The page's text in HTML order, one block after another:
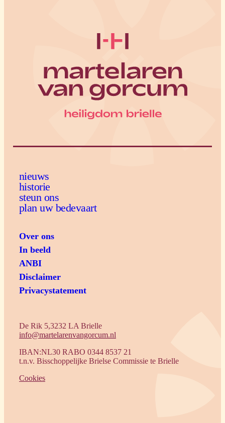
nieuws
historie
steun ons
plan uw bedevaart
Over ons
In beeld
ANBI
Disclaimer
Privacystatement
De Rik 5,3232 LA Brielle
info@martelarenvangorcum.nl
IBAN:NL30 RABO 0344 8537 21
t.n.v. Bisschoppelijke Brielse Commissie te Brielle
Cookies